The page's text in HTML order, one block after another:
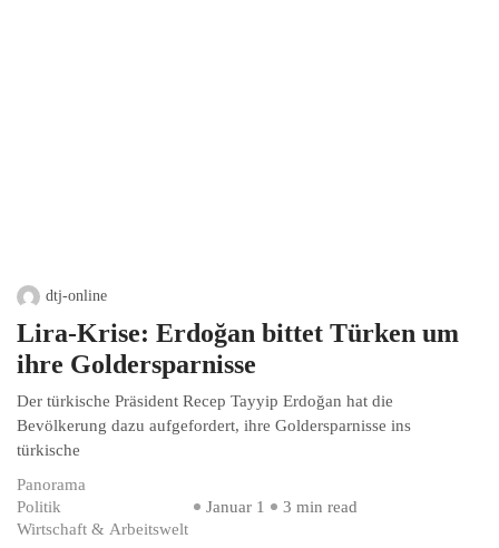
dtj-online
Lira-Krise: Erdoğan bittet Türken um
ihre Goldersparnisse
Der türkische Präsident Recep Tayyip Erdoğan hat die
Bevölkerung dazu aufgefordert, ihre Goldersparnisse ins
türkische
Panorama
Politik
Wirtschaft & Arbeitswelt
Januar 1 3 min read